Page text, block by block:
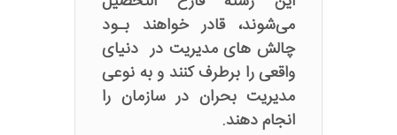
می‌شوند، قادر خواهند بـود
چالش های مدیریت در دنیای
واقعی را برطرف کنند و به نوعی
مدیریت بحران در سازمان را
انجام دهند.